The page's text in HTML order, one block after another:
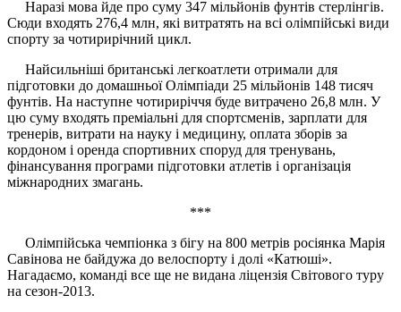
Наразі мова йде про суму 347 мільйонів фунтів стерлінгів.
Сюди входять 276,4 млн, які витратять на всі олімпійські види
спорту за чотирирічний цикл.
Найсильніші британські легкоатлети отримали для
підготовки до домашньої Олімпіади 25 мільйонів 148 тисяч
фунтів. На наступне чотириріччя буде витрачено 26,8 млн. У
цю суму входять преміальні для спортсменів, зарплати для
тренерів, витрати на науку і медицину, оплата зборів за
кордоном і оренда спортивних споруд для тренувань,
фінансування програми підготовки атлетів і організація
міжнародних змагань.
***
Олімпійська чемпіонка з бігу на 800 метрів росіянка Марія
Савінова не байдужа до велоспорту і долі «Катюші».
Нагадаємо, команді все ще не видана ліцензія Світового туру
на сезон-2013.